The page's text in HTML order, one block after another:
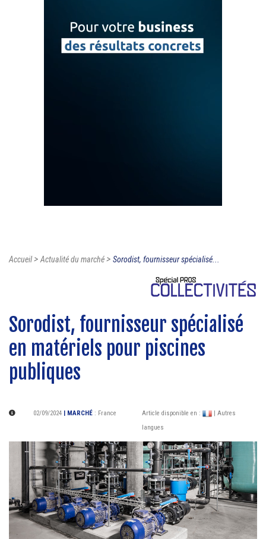
Accueil>Actualité du marché> Sorodist, fournisseur spécialisé...
Sorodist, fournisseur spécialisé
en matériels pour piscines
publiques
02/09/2024 | MARCHÉ : France Article disponible en :
| Autres
langues